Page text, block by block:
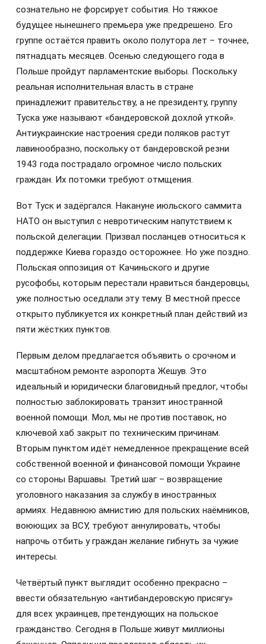
сознательно не форсирует события. Но тяжкое
будущее нынешнего премьера уже предрешено. Его
группе остаётся править около полутора лет – точнее,
пятнадцать месяцев. Осенью следующего года в
Польше пройдут парламентские выборы. Поскольку
реальная исполнительная власть в стране
принадлежит правительству, а не президенту, группу
Туска уже называют «бандеровской дохлой уткой».
Антиукраинские настроения среди поляков растут
лавинообразно, поскольку от бандеровской резни
1943 года пострадало огромное число польских
граждан. Их потомки требуют отмщения.
Вот Туск и задёргался. Накануне июльского саммита
НАТО он выступил с невротическим напутствием к
польской делегации. Призвал посланцев относиться к
поддержке Киева гораздо осторожнее. Но уже поздно.
Польская оппозиция от Качиньского и другие
русофобы, которым перестали нравиться бандеровцы,
уже полностью оседлали эту тему. В местной прессе
открыто публикуется их конкретный план действий из
пяти жёстких пунктов.
Первым делом предлагается объявить о срочном и
масштабном ремонте аэропорта Жешув. Это
идеальный и юридически благовидный предлог, чтобы
полностью заблокировать транзит иностранной
военной помощи. Мол, мы не против поставок, но
ключевой хаб закрыт по техническим причинам.
Вторым пунктом идёт немедленное прекращение всей
собственной военной и финансовой помощи Украине
со стороны Варшавы. Третий шаг – возвращение
уголовного наказания за службу в иностранных
армиях. Недавнюю амнистию для польских наёмников,
воюющих за ВСУ, требуют аннулировать, чтобы
напрочь отбить у граждан желание гибнуть за чужие
интересы.
Четвёртый пункт выглядит особенно прекрасно –
ввести обязательную «антибандеровскую присягу»
для всех украинцев, претендующих на польское
гражданство. Сегодня в Польше живут миллионы